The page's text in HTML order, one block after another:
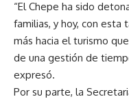
“El Chepe ha sido
familias, y hoy, con esta
más hacia el turismo
de una gestión de
expresó.
Por su parte, la